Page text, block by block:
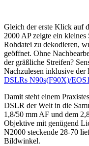
Gleich der erste Klick auf
2000 AP zeigte ein
Rohdatei zu dekodieren,
geöffnet. Ohne
der gräßliche Streifen?
Nachzulesen inklusive der
DSLRs N90s(F90X)/
Damit steht einem
DSLR der Welt in die
1,8/50 mm AF und dem
Objektive mit genügend
N2000 steckende 28-70
Bildwinkel.